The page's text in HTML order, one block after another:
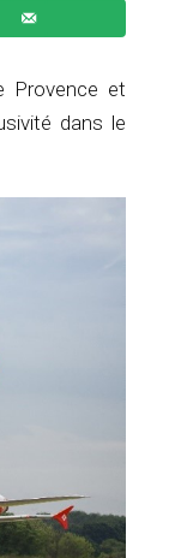
Provence et
dans le